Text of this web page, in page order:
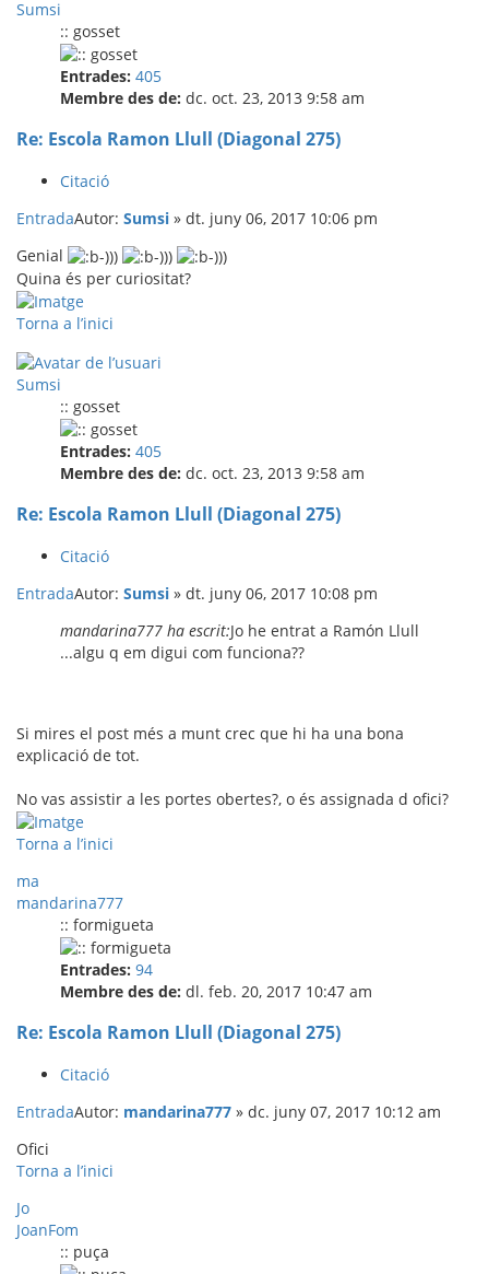
Sumsi
:: gosset
Entrades: 405
Membre des de: dc. oct. 23, 2013 9:58 am
Re: Escola Ramon Llull (Diagonal 275)
Citació
EntradaAutor: Sumsi » dt. juny 06, 2017 10:06 pm
Genial
Quina és per curiositat?
Torna a l’inici
Sumsi
:: gosset
Entrades: 405
Membre des de: dc. oct. 23, 2013 9:58 am
Re: Escola Ramon Llull (Diagonal 275)
Citació
EntradaAutor: Sumsi » dt. juny 06, 2017 10:08 pm
mandarina777 ha escrit:Jo he entrat a Ramón Llull
...algu q em digui com funciona??
Si mires el post més a munt crec que hi ha una bona
explicació de tot.
No vas assistir a les portes obertes?, o és assignada d ofici?
Torna a l’inici
ma
mandarina777
:: formigueta
Entrades: 94
Membre des de: dl. feb. 20, 2017 10:47 am
Re: Escola Ramon Llull (Diagonal 275)
Citació
EntradaAutor: mandarina777 » dc. juny 07, 2017 10:12 am
Ofici
Torna a l’inici
Jo
JoanFom
:: puça